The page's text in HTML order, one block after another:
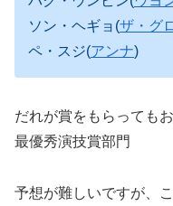
ソン・ヘギョ(ザ・グ
ペ・スジ(アンナ)
だれが賞をもらっても
最優秀演技賞部門
予想が難しいですが、